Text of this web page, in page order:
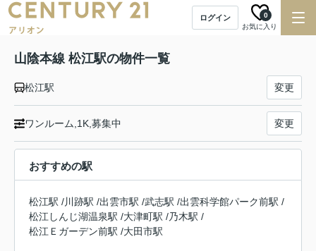
ログイン
お気に入り
0
山陰本線 松江駅の物件一覧
松江駅 変更
ワンルーム,1K,募集中 変更
おすすめの駅
松江駅 /川跡駅 /出雲市駅 /武志駅 /出雲科学館パーク前駅 /
松江しんじ湖温泉駅 /大津町駅 /乃木駅 /
松江Ｅガーデン前駅 /大田市駅